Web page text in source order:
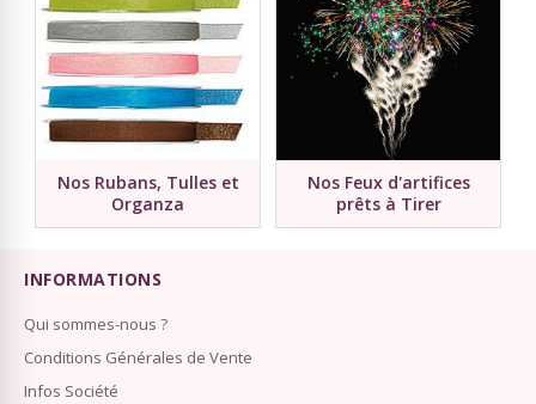
Nos Rubans, Tulles et
Organza
Nos Feux d'artifices
prêts à Tirer
INFORMATIONS
Qui sommes-nous ?
Conditions Générales de Vente
Infos Société